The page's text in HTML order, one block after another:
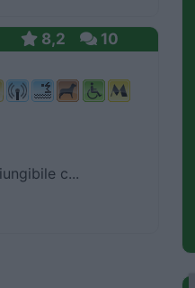
8,2 10
c...